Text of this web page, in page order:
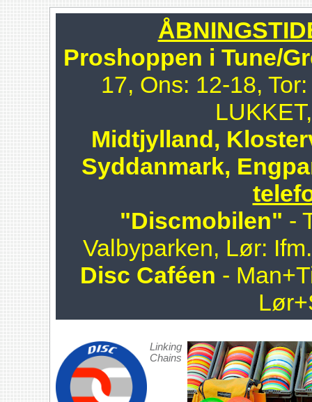
Proshoppen i Tune/
17, Ons: 12-18,
Midtjylland,
Syddanmark,
"Discmobilen" -
Valbyparken, Lør:
Disc Caféen -
Linking
Chains